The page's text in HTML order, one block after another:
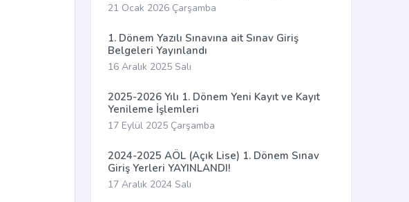
21 Ocak 2026 Çarşamba
1. Dönem Yazılı Sınavına ait Sınav Giriş
Belgeleri Yayınlandı
16 Aralık 2025 Salı
2025-2026 Yılı 1. Dönem Yeni Kayıt ve Kayıt
Yenileme İşlemleri
17 Eylül 2025 Çarşamba
2024-2025 AÖL (Açık Lise) 1. Dönem Sınav
Giriş Yerleri YAYINLANDI!
17 Aralık 2024 Salı